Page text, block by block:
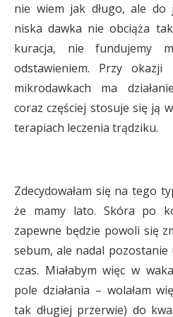
nie wiem jak długo, ale do
niska dawka nie obciąża
kuracja, nie fundujemy
odstawieniem. Przy
mikrodawkach ma
coraz częściej stosuje się ją
terapiach leczenia trądziku.
Zdecydowałam się na tego
że mamy lato. Skóra po
zapewne będzie powoli się
sebum, ale nadal
czas. Miałabym więc w
pole działania – wolałam
tak długiej przerwie) do